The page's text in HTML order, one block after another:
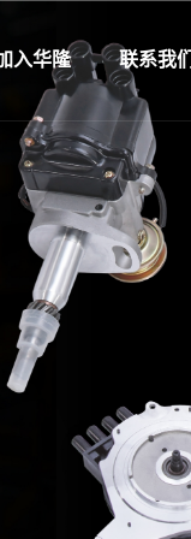
入华隆
才招聘
联系我们